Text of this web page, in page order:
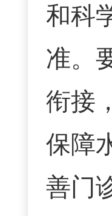
和科
准。
衔接
保障
善门